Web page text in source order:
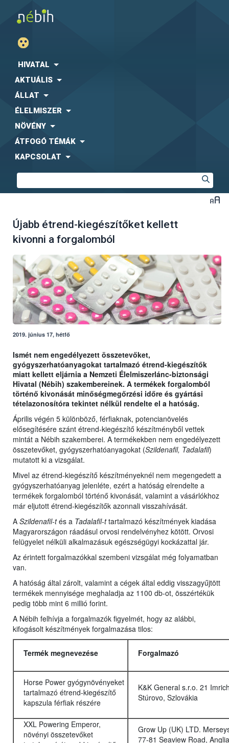
HIVATAL
AKTUÁLIS
ÁLLAT
ÉLELMISZER
NÖVÉNY
ÁTFOGÓ TÉMÁK
KAPCSOLAT
Újabb étrend-kiegészítőket kellett
kivonni a forgalomból
2019. június 17, hétfő
Ismét nem engedélyezett összetevőket,
gyógyszerhatóanyagokat tartalmazó étrend-kiegészítők
miatt kellett eljárnia a Nemzeti Élelmiszerlánc-biztonsági
Hivatal (Nébih) szakembereinek. A termékek forgalomból
történő kivonását minőségmegőrzési időre és gyártási
tételazonosítóra tekintet nélkül rendelte el a hatóság.
Április végén 5 különböző, férfiaknak, potencianövelés
elősegítésére szánt étrend-kiegészítő készítményből vettek
mintát a Nébih szakemberei. A termékekben nem engedélyezett
összetevőket, gyógyszerhatóanyagokat (Szildenafil, Tadalafil)
mutatott ki a vizsgálat.
Mivel az étrend-kiegészítő készítményeknél nem megengedett a
gyógyszerhatóanyag jelenléte, ezért a hatóság elrendelte a
termékek forgalomból történő kivonását, valamint a vásárlókhoz
már eljutott étrend-kiegészítők azonnali visszahívását.
A Szildenafil-tés a Tadalafil-ttartalmazó készítmények kiadása
Magyarországon ráadásul orvosi rendelvényhez kötött. Orvosi
felügyelet nélküli alkalmazásuk egészségügyi kockázattal jár.
Az érintett forgalmazókkal szembeni vizsgálat még folyamatban
van.
A hatóság által zárolt, valamint a cégek által eddig visszagyűjtött
termékek mennyisége meghaladja az 1100 db-ot, összértékük
pedig több mint 6 millió forint.
A Nébih felhívja a forgalmazók figyelmét, hogy az alábbi,
kifogásolt készítmények forgalmazása tilos:
Termék megnevezése Forgalmazó
Horse Power gyógynövényeket
tartalmazó étrend-kiegészítő
kapszula férfiak részére
K&K General s.r.o. 21
Stúrovo, Szlovákia
XXL Powering Emperor,
növényi összetevőket
Grow Up (UK) LTD.
77-81 Seaview Road, Anglia